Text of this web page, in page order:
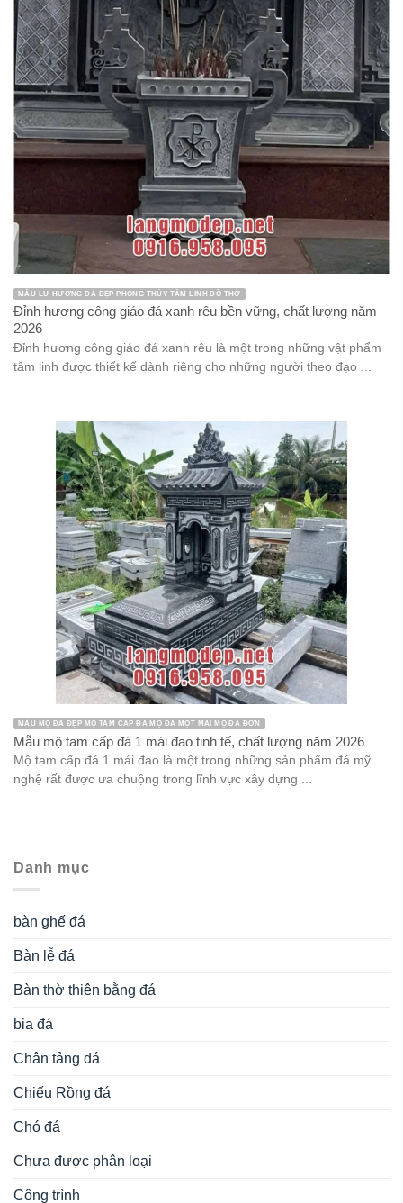
MẪU LƯ HƯƠNG ĐÁ ĐẸP PHONG THỦY TÂM LINH ĐỒ THỜ
Đỉnh hương công giáo đá xanh rêu bền vững, chất lượng năm
2026
Đỉnh hương công giáo đá xanh rêu là một trong những vật phẩm
tâm linh được thiết kế dành riêng cho những người theo đạo ...
MẪU MỘ ĐÁ ĐẸP MỘ TAM CẤP ĐÁ MỘ ĐÁ MỘT MÁI MỘ ĐÁ ĐƠN
Mẫu mộ tam cấp đá 1 mái đao tinh tế, chất lượng năm 2026
Mộ tam cấp đá 1 mái đao là một trong những sản phẩm đá mỹ
nghệ rất được ưa chuộng trong lĩnh vực xây dựng ...
Danh mục
bàn ghế đá
Bàn lễ đá
Bàn thờ thiên bằng đá
bia đá
Chân tảng đá
Chiếu Rồng đá
Chó đá
Chưa được phân loại
Công trình